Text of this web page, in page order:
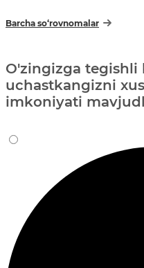
Barcha so‘rovnomalar
O'zingizga tegishli
uchastkangizni
imkoniyati